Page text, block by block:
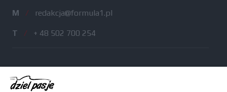
M / redakcja@formula1.pl
T / + 48 502 700 254